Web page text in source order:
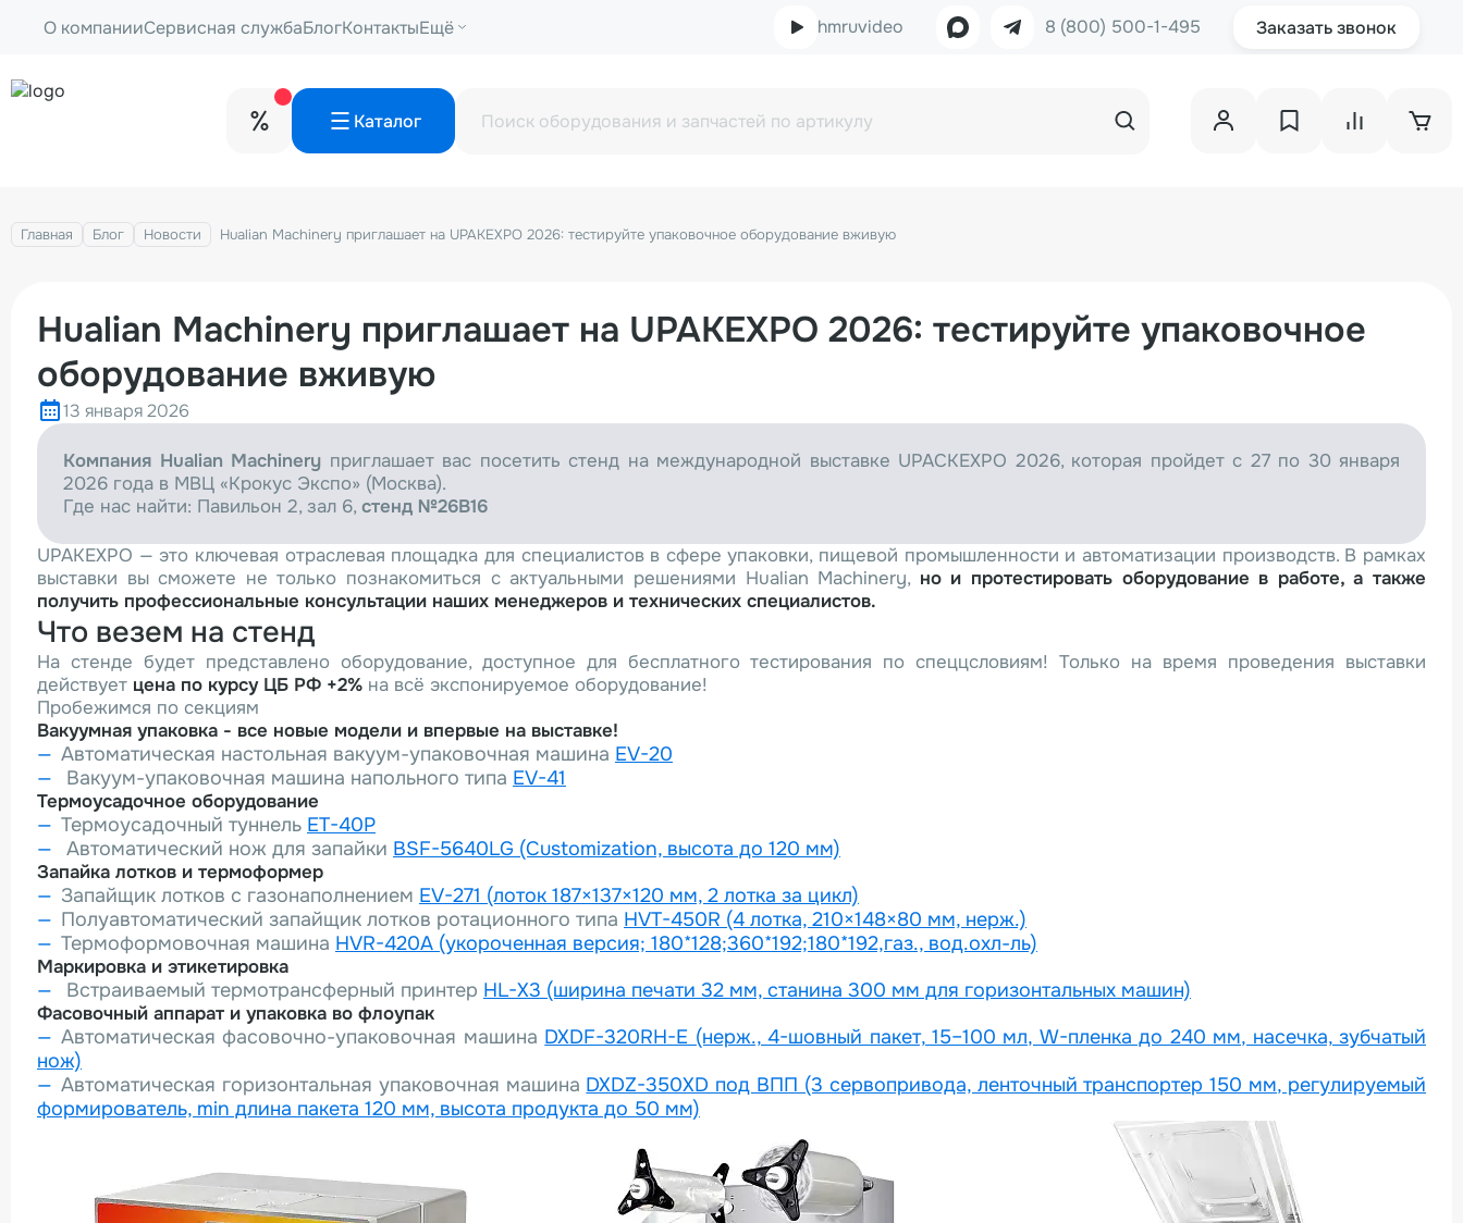
О компанииСервисная службаБлогКонтактыЕщё hmruvideo 8 (800) 500-1-495 Заказать звонок
Каталог
Главная Блог Новости Hualian Machinery приглашает на UPAKEXPO 2026: тестируйте упаковочное оборудование вживую
Hualian Machinery приглашает на UPAKEXPO 2026: тестируйте упаковочное
оборудование вживую
13 января 2026
Компания Hualian Machinery приглашает вас посетить стенд на международной выставке UPACKEXPO 2026, которая пройдет с 27 по 30 января
2026 года в МВЦ «Крокус Экспо» (Москва).
Где нас найти: Павильон 2, зал 6, стенд №26В16
UPAKEXPO — это ключевая отраслевая площадка для специалистов в сфере упаковки, пищевой промышленности и автоматизации производств. В рамках
выставки вы сможете не только познакомиться с актуальными решениями Hualian Machinery, но и протестировать оборудование в работе, а также
получить профессиональные консультации наших менеджеров и технических специалистов.
Что везем на стенд
На стенде будет представлено оборудование, доступное для бесплатного тестирования по спеццсловиям! Только на время проведения выставки
действует цена по курсу ЦБ РФ +2% на всё экспонируемое оборудование!
Пробежимся по секциям
Вакуумная упаковка - все новые модели и впервые на выставке!
Автоматическая настольная вакуум-упаковочная машина EV-20
Вакуум-упаковочная машина напольного типа EV-41
Термоусадочное оборудование
Термоусадочный туннель ET-40P
Автоматический нож для запайки BSF-5640LG (Customization, высота до 120 мм)
Запайка лотков и термоформер
Запайщик лотков с газонаполнением EV-271 (лоток 187×137×120 мм, 2 лотка за цикл)
Полуавтоматический запайщик лотков ротационного типа HVT-450R (4 лотка, 210×148×80 мм, нерж.)
Термоформовочная машина HVR-420A (укороченная версия; 180*128;360*192;180*192,газ., вод.охл-ль)
Маркировка и этикетировка
Встраиваемый термотрансферный принтер HL-X3 (ширина печати 32 мм, станина 300 мм для горизонтальных машин)
Фасовочный аппарат и упаковка во флоупак
Автоматическая фасовочно-упаковочная машина DXDF-320RH-E (нерж., 4-шовный пакет, 15–100 мл, W-пленка до 240 мм, насечка, зубчатый
нож)
Автоматическая горизонтальная упаковочная машина DXDZ-350XD под ВПП (3 сервопривода, ленточный транспортер 150 мм, регулируемый
формирователь, min длина пакета 120 мм, высота продукта до 50 мм)